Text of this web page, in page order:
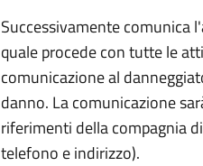
Successivamente comunica
quale procede con tutte le
comunicazione al
danno. La comunicazione
riferimenti della compagnia
telefono e indirizzo).